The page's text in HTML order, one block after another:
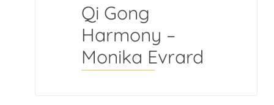
Qi Gong
Harmony –
Monika Evrard